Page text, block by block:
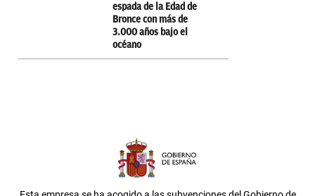
espada de la Edad de
Bronce con más de
3.000 años bajo el
océano